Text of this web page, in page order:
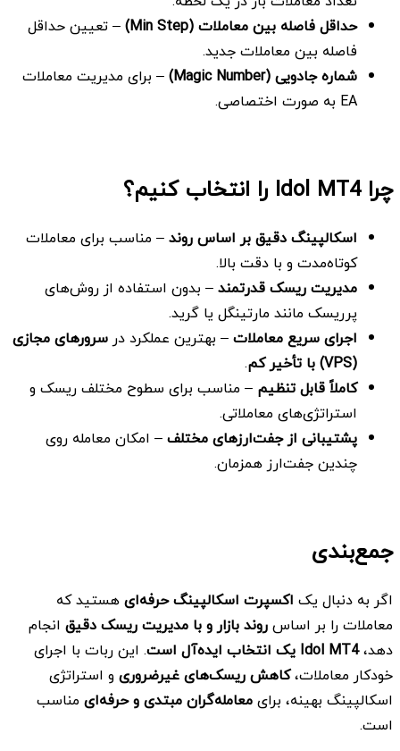
حداقل فاصله بین معاملات(Min Step)
– تعیین حداقل
فاصله بین معاملات جدید.
شماره جادویی(Magic Number)
– برای مدیریت معاملات
EA به صورت اختصاصی.
چرا Idol MT4 را انتخاب کنیم؟
اسکالپینگ دقیق بر اساس روند– مناسب برای معاملات
کوتاه‌مدت و با دقت بالا.
مدیریت ریسک قدرتمند– بدون استفاده از روش‌های
پرریسک مانند مارتینگل یا گرید.
اجرای سریع معاملات– بهترین عملکرد درسرورهای مجازی
(VPS) با تأخیر کم
.
کاملاً قابل تنظیم – مناسب برای سطوح مختلف ریسک و
استراتژی‌های معاملاتی.
پشتیبانی از جفت‌ارزهای مختلف– امکان معامله روی
چندین جفت‌ارز همزمان.
جمع‌بندی
اگر به دنبال یک اکسپرت اسکالپینگ حرفه‌ایهستید که
معاملات را بر اساسروند بازار و با مدیریت ریسک دقیق انجام
دهد،Idol MT4 یک انتخاب ایده‌آل است
. این ربات با اجرای
خودکار معاملات،کاهش ریسک‌های غیرضروری و استراتژی
اسکالپینگ بهینه، برایمعامله‌گران مبتدی و حرفه‌ای مناسب
است.